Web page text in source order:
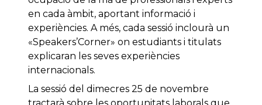
en cada àmbit, aportant informació i
experiències. A més, cada sessió inclourà un
«Speakers’Corner» on estudiants i titulats
explicaran les seves experiències
internacionals.
La sessió del dimecres 25 de novembre